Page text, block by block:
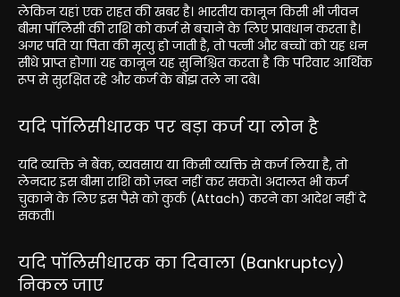
लेकिन यहां एक राहत की खबर है। भारतीय कानून किसी भी जीवन
बीमा पॉलिसी की राशि को कर्ज से बचाने के लिए प्रावधान करता है।
अगर पति या पिता की मृत्यु हो जाती है, तो पत्नी और बच्चों को यह धन
सीधे प्राप्त होगा। यह कानून यह सुनिश्चित करता है कि परिवार आर्थिक
रूप से सुरक्षित रहे और कर्ज के बोझ तले ना दबे।
यदि पॉलिसीधारक पर बड़ा कर्ज या लोन है
यदि व्यक्ति ने बैंक, व्यवसाय या किसी व्यक्ति से कर्ज लिया है, तो
लेनदार इस बीमा राशि को ज़ब्त नहीं कर सकते। अदालत भी कर्ज
चुकाने के लिए इस पैसे को कुर्क (Attach) करने का आदेश नहीं दे
सकती।
यदि पॉलिसीधारक का दिवाला (Bankruptcy)
निकल जाए